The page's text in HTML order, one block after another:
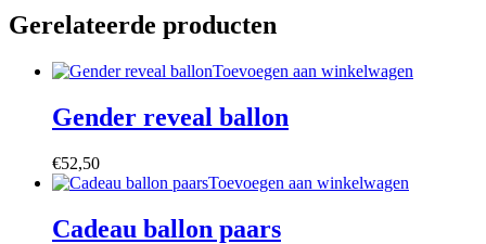
Gerelateerde producten
Toevoegen aan winkelwagen
Gender reveal ballon
€52,50
Toevoegen aan winkelwagen
Cadeau ballon paars